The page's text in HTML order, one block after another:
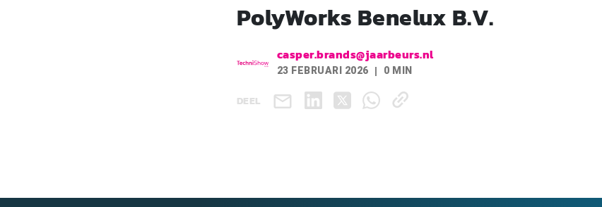
PolyWorks Benelux B.V.
casper.brands@jaarbeurs.nl
23 FEBRUARI 2026 0 MIN
DEEL